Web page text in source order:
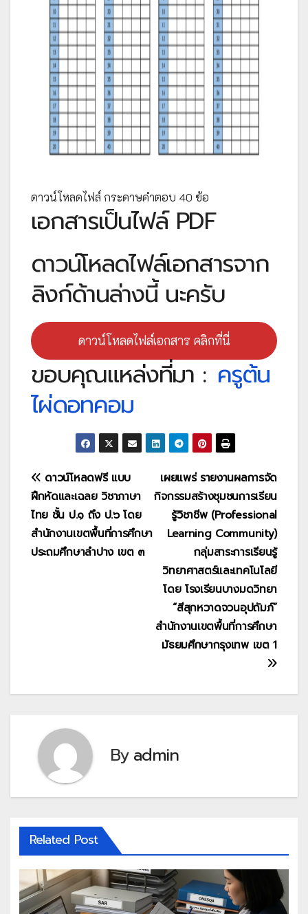
ดาวน์โหลดไฟล์ กระดาษคำตอบ 40 ข้อ
เอกสารเป็นไฟล์ PDF
ดาวน์โหลดไฟล์เอกสารจาก
ลิงก์ด้านล่างนี้ นะครับ
ดาวน์โหลดไฟล์เอกสาร คลิกที่นี่
ขอบคุณแหล่งที่มา : ครูต้น
ไผ่ดอทคอม
แนะแนว
เรื่อง
เผยแพร่ รายงานผลการจัด
กิจกรรมสร้างชุมชนการเรียน
รู้วิชาชีพ (Professional
Learning Community)
กลุ่มสาระการเรียนรู้
วิทยาศาสตร์และเทคโนโลยี
โดย โรงเรียนบางมดวิทยา
“สีสุกหวาดจวนอุปถัมภ์”
สำนักงานเขตพื้นที่การศึกษา
มัธยมศึกษากรุงเทพ เขต 1
ดาวน์โหลดฟรี แบบ
ฝึกหัดและเฉลย วิชาภาษา
ไทย ชั้น ป.๑ ถึง ป.๖ โดย
สำนักงานเขตพื้นที่การศึกษา
ประถมศึกษาลำปาง เขต ๓
Byadmin
Related Post